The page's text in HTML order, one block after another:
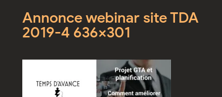
Annonce webinar site TDA
2019-4 636×301